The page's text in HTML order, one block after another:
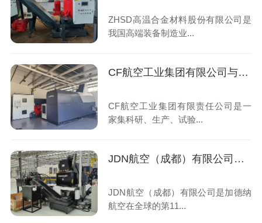
ZHSD高温合金材料股份有限公司是
我国高端装备制造业...
CF航空工业集团有限公司与恩派特定制金属屑压饼机案例
CF航空工业集团有限责任公司是一
家集科研、生产、试验...
JDN航空（成都）有限公司与恩派特定制铝合金屑压块机案例
JDN航空（成都）有限公司是加德纳
航空在全球的第11...